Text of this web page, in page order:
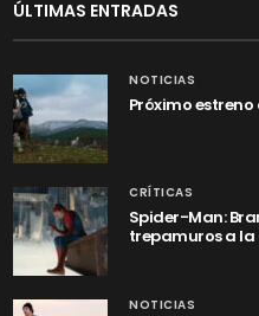
ÚLTIMAS ENTRADAS
NOTICIAS
Próximo estreno
CRÍTICAS
Spider-Man:
trepamuros a
NOTICIAS